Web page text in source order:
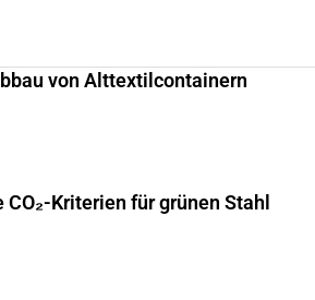
von Alttextilcontainern
CO₂-Kriterien für grünen Stahl